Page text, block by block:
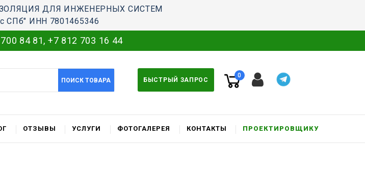
ДЛЯ ИНЖЕНЕРНЫХ СИСТЕМ
СПб" ИНН 7801465346
84 81, +7 812 703 16 44
ПОИСК ТОВАРА БЫСТРЫЙ ЗАПРОС
0
ОТЗЫВЫ УСЛУГИ ФОТОГАЛЕРЕЯ КОНТАКТЫ ПРОЕКТИРОВЩИКУ